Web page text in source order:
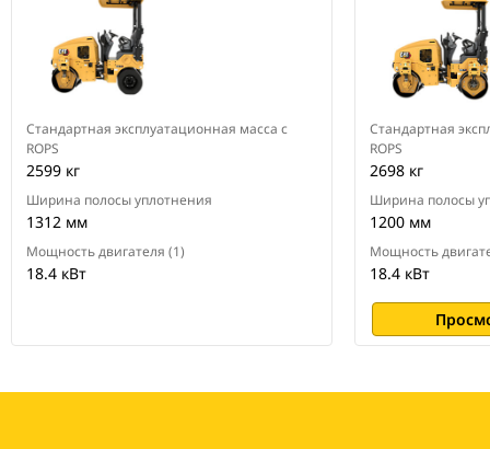
Стандартная эксплуатационная масса с
ROPS
2599 кг
Ширина полосы уплотнения
1312 мм
Мощность двигателя (1)
18.4 кВт
Стандартная
ROPS
2698 кг
Ширина полосы
1200 мм
Мощность
18.4 кВт